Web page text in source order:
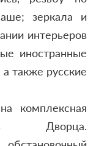
зеркала и
интерьеров
иностранные
также русские
комплексная
Дворца.